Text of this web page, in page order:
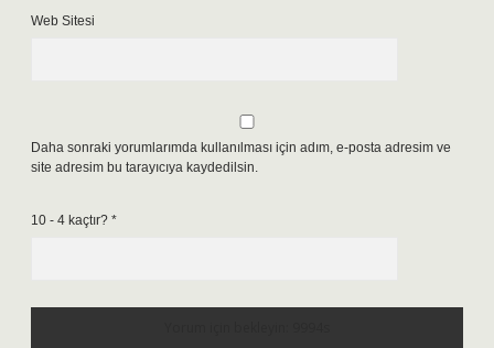
Web Sitesi
Daha sonraki yorumlarımda kullanılması için adım, e-posta adresim ve
site adresim bu tarayıcıya kaydedilsin.
10 - 4 kaçtır? *